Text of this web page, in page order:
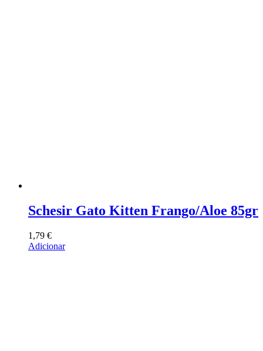
Schesir Gato Kitten Frango/Aloe 85gr
1,79 €
Adicionar